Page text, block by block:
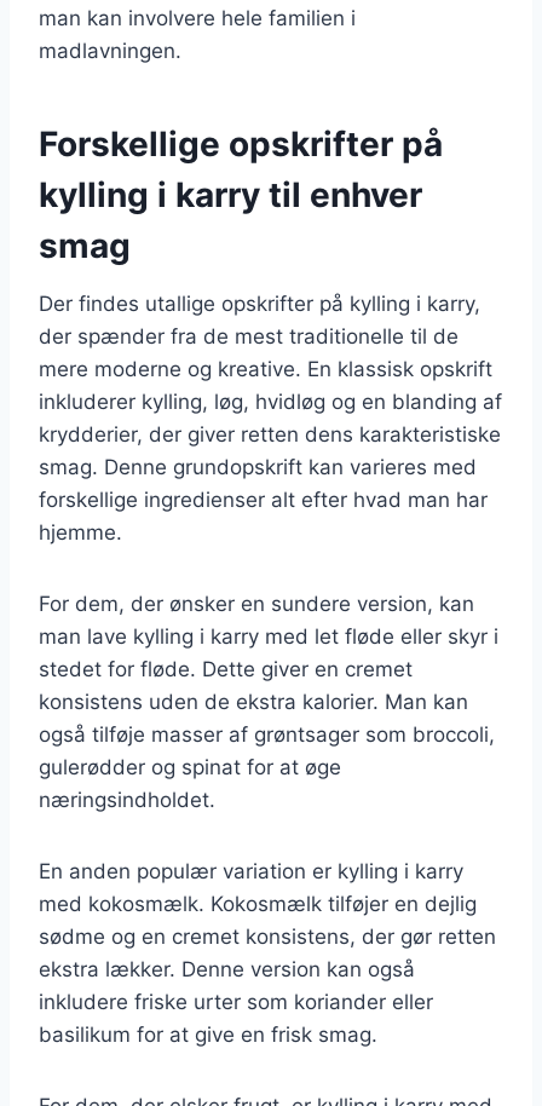
man kan involvere hele familien i
madlavningen.
Forskellige opskrifter på
kylling i karry til enhver
smag
Der findes utallige opskrifter på kylling i karry,
der spænder fra de mest traditionelle til de
mere moderne og kreative. En klassisk opskrift
inkluderer kylling, løg, hvidløg og en blanding af
krydderier, der giver retten dens karakteristiske
smag. Denne grundopskrift kan varieres med
forskellige ingredienser alt efter hvad man har
hjemme.
For dem, der ønsker en sundere version, kan
man lave kylling i karry med let fløde eller skyr i
stedet for fløde. Dette giver en cremet
konsistens uden de ekstra kalorier. Man kan
også tilføje masser af grøntsager som broccoli,
gulerødder og spinat for at øge
næringsindholdet.
En anden populær variation er kylling i karry
med kokosmælk. Kokosmælk tilføjer en dejlig
sødme og en cremet konsistens, der gør retten
ekstra lækker. Denne version kan også
inkludere friske urter som koriander eller
basilikum for at give en frisk smag.